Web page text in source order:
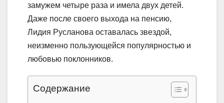
замужем четыре раза и имела двух детей.
Даже после своего выхода на пенсию,
Лидия Русланова оставалась звездой,
неизменно пользующейся популярностью и
любовью поклонников.
Содержание